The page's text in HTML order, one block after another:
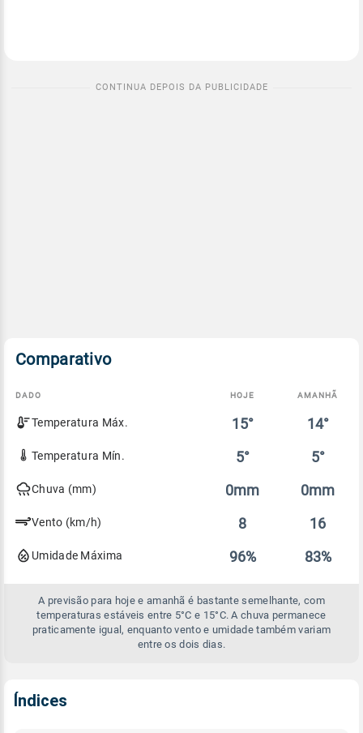
Comparativo
Comparativo
entre
previsão
hoje
DADO HOJE AMANHÃ
Temperatura Máx. 15° 14°
Temperatura Mín. 5° 5°
Chuva (mm) 0mm 0mm
Vento (km/h) 8 16
Umidade Máxima 96% 83%
A previsão para hoje e amanhã é bastante semelhante, com
temperaturas estáveis entre 5°C e 15°C. A chuva permanece
praticamente igual, enquanto vento e umidade também variam
entre os dois dias.
Índices